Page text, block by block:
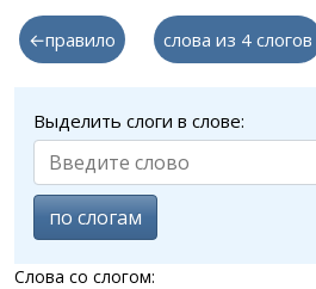
←правило слова из 4 слогов
Выделить слоги в слове:
по слогам
Слова со слогом: